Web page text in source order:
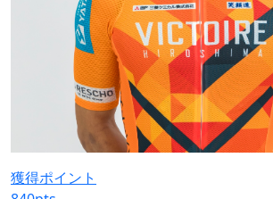
獲得ポイント